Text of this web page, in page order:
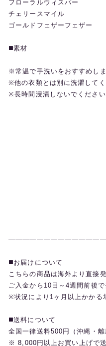
フローラルウィスパー
チェリースマイル
ゴールドフェザーフェザー
◼️素材
※常温で手洗いをおすすめしま
※他の衣類とは別に洗濯してく
※長時間浸漬しないでください
◼️お届けについて
こちらの商品は海外より直接
ご入金から10日～4週間前後で
※状況により1ヶ月以上かかる
◼️送料について
全国一律送料500円（沖縄・離
※ 8,000円以上お買い上げで